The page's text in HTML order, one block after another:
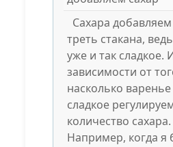
Сахара
треть стакана,
уже и так сладкое.
зависимости от
насколько
сладкое
количество сахара.
Например, когда я